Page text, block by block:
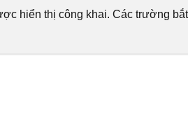
hiển thị công khai. Các trường